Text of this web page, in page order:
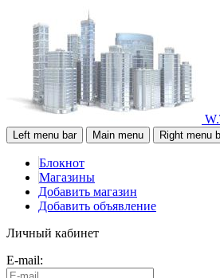
Left menu bar Main menu Right menu
Блокнот
Магазины
Добавить магазин
Добавить объявление
Личный кабинет
E-mail: